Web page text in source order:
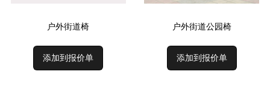
户外街道椅
添加到报价单
户外街道公园椅
添加到报价单